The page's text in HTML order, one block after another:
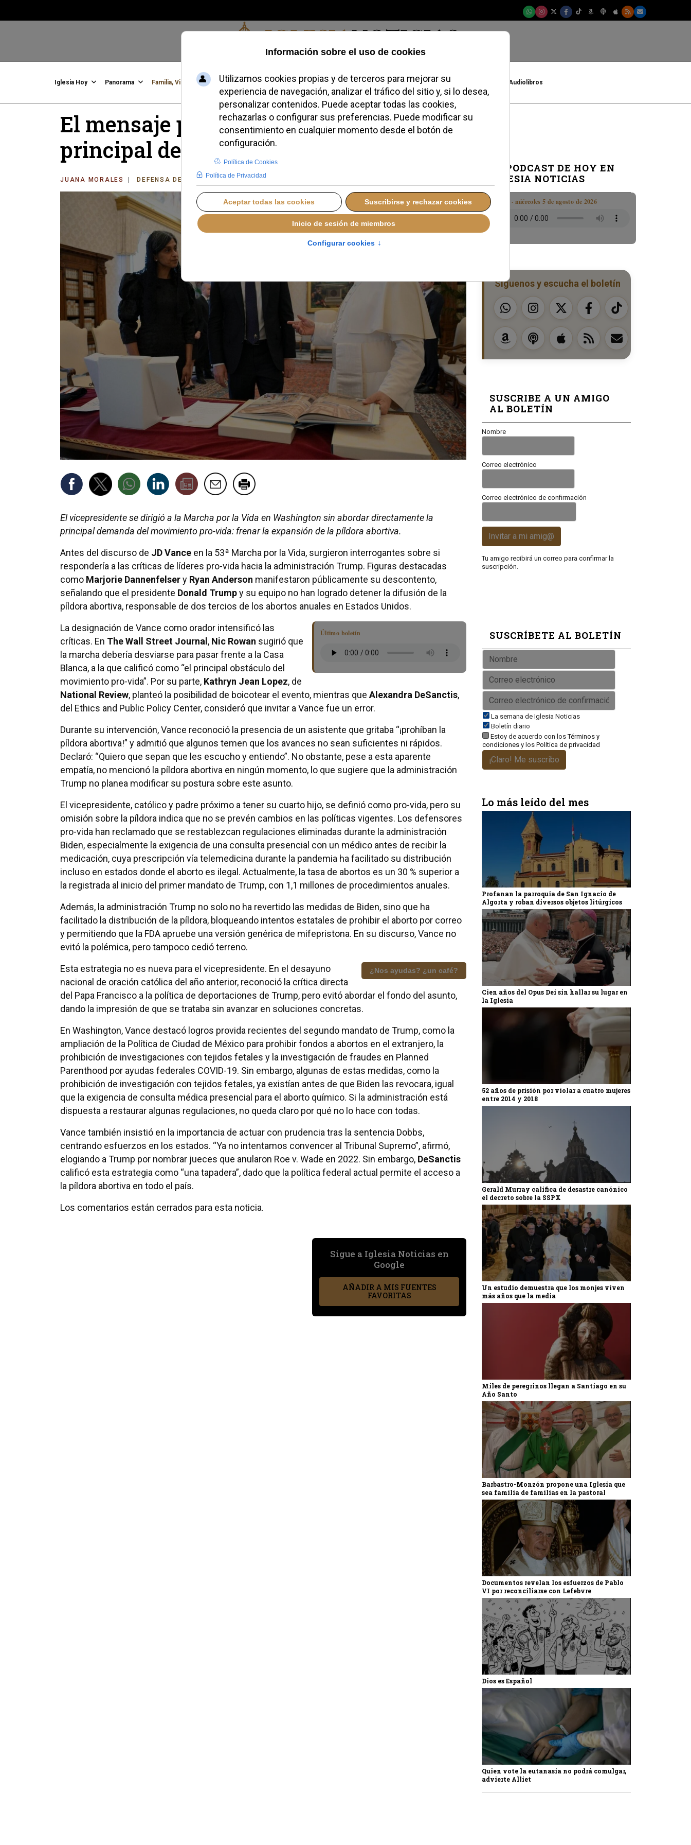
Jueves, 06 de agosto de 2026
Iglesia Hoy Panorama Familia, Vida, Identidad Credofobiómetro Blogs Temas Buscar #JovenesConFe Podcast Audiolibros
El mensaje provida de Vance omite la
principal demanda del movimiento
JUANA MORALES DEFENSA DE LA VIDA DOMINGO, 25 ENERO 2026 13:12
El vicepresidente se dirigió a la Marcha por la Vida en Washington sin abordar directamente la
principal demanda del movimiento pro-vida: frenar la expansión de la píldora abortiva.
Antes del discurso de JD Vance en la 53ª Marcha por la Vida, surgieron interrogantes sobre si
respondería a las críticas de líderes pro-vida hacia la administración Trump. Figuras destacadas
como Marjorie Dannenfelsery Ryan Anderson manifestaron públicamente su descontento,
señalando que el presidente Donald Trumpy su equipo no han logrado detener la difusión de la
píldora abortiva, responsable de dos tercios de los abortos anuales en Estados Unidos.
Último boletín
La designación de Vance como orador intensificó las
críticas. En The Wall Street Journal , Nic Rowan sugirió que
la marcha debería desviarse para pasar frente a la Casa
Blanca, a la que calificó como “el principal obstáculo del
movimiento pro-vida”. Por su parte, Kathryn Jean Lopez, de
National Review, planteó la posibilidad de boicotear el evento, mientras que Alexandra DeSanctis,
del Ethics and Public Policy Center, consideró que invitar a Vance fue un error.
Durante su intervención, Vance reconoció la presencia de un asistente que gritaba “¡prohíban la
píldora abortiva!” y admitió que algunos temen que los avances no sean suficientes ni rápidos.
Declaró: “Quiero que sepan que les escucho y entiendo”. No obstante, pese a esta aparente
empatía, no mencionó la píldora abortiva en ningún momento, lo que sugiere que la administración
Trump no planea modificar su postura sobre este asunto.
El vicepresidente, católico y padre próximo a tener su cuarto hijo, se definió como pro-vida, pero su
omisión sobre la píldora indica que no se prevén cambios en las políticas vigentes. Los defensores
pro-vida han reclamado que se restablezcan regulaciones eliminadas durante la administración
Biden, especialmente la exigencia de una consulta presencial con un médico antes de recibir la
medicación, cuya prescripción vía telemedicina durante la pandemia ha facilitado su distribución
incluso en estados donde el aborto es ilegal. Actualmente, la tasa de abortos es un 30 % superior a
la registrada al inicio del primer mandato de Trump, con 1,1 millones de procedimientos anuales.
Además, la administración Trump no solo no ha revertido las medidas de Biden, sino que ha
facilitado la distribución de la píldora, bloqueando intentos estatales de prohibir el aborto por correo
y permitiendo que la FDA apruebe una versión genérica de mifepristona. En su discurso, Vance no
evitó la polémica, pero tampoco cedió terreno.
¿Nos ayudas? ¿un café?
Esta estrategia no es nueva para el vicepresidente. En el desayuno
nacional de oración católica del año anterior, reconoció la crítica directa
del Papa Francisco a la política de deportaciones de Trump, pero evitó abordar el fondo del asunto,
dando la impresión de que se trataba sin avanzar en soluciones concretas.
En Washington, Vance destacó logros provida recientes del segundo mandato de Trump, como la
ampliación de la Política de Ciudad de México para prohibir fondos a abortos en el extranjero, la
prohibición de investigaciones con tejidos fetales y la investigación de fraudes en Planned
Parenthood por ayudas federales COVID-19. Sin embargo, algunas de estas medidas, como la
prohibición de investigación con tejidos fetales, ya existían antes de que Biden las revocara, igual
que la exigencia de consulta médica presencial para el aborto químico. Si la administración está
dispuesta a restaurar algunas regulaciones, no queda claro por qué no lo hace con todas.
Vance también insistió en la importancia de actuar con prudencia tras la sentencia Dobbs,
centrando esfuerzos en los estados. “Ya no intentamos convencer al Tribunal Supremo”, afirmó,
elogiando a Trump por nombrar jueces que anularon Roe v. Wade en 2022. Sin embargo, DeSanctis
calificó esta estrategia como “una tapadera”, dado que la política federal actual permite el acceso a
la píldora abortiva en todo el país.
Los comentarios están cerrados para esta noticia.
Sigue a Iglesia Noticias en
Google
AÑADIR A MIS FUENTES
FAVORITAS
EL PODCAST DE HOY EN
IGLESIA NOTICIAS
Boletín · miércoles 5 de agosto de 2026
Síguenos y escucha el boletín
SUSCRIBE A UN AMIGO
AL BOLETÍN
Nombre
Correo electrónico
Correo electrónico de confirmación
Invitar a mi amig@
Tu amigo recibirá un correo para confirmar la
suscripción.
SUSCRÍBETE AL BOLETÍN
La semana de Iglesia Noticias
Boletín diario
Estoy de acuerdo con losTérminos y
condiciones y los Política de privacidad
¡Claro! Me suscribo
Lo más leído del mes
Profanan la parroquia de San Ignacio de
Algorta y roban diversos objetos litúrgicos
Cien años del Opus Dei sin hallar su lugar en
la Iglesia
52 años de prisión por violar a cuatro mujeres
entre 2014 y 2018
Gerald Murray califica de desastre canónico
el decreto sobre la SSPX
Un estudio demuestra que los monjes viven
más años que la media
Miles de peregrinos llegan a Santiago en su
Año Santo
Barbastro-Monzón propone una Iglesia que
sea familia de familias en la pastoral
Documentos revelan los esfuerzos de Pablo
VI por reconciliarse con Lefebvre
Dios es Español
Quien vote la eutanasia no podrá comulgar,
advierte Alliet